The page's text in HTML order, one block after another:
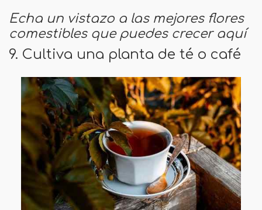
Echa un vistazo a las mejores flores
comestibles que puedes crecer aquí
9. Cultiva una planta de té o café